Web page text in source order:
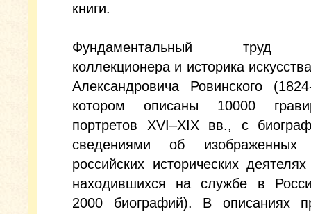
книги.
Фундаментальный труд
коллекционера и историка
Александровича Ровинского
котором описаны 10000
портретов XVI–XIX вв., с
сведениями об
российских исторических
находившихся на службе в
2000 биографий). В описаниях